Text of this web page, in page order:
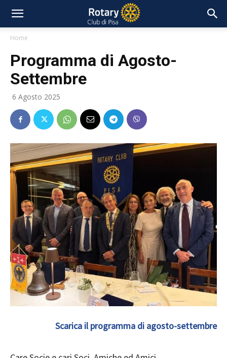
Home
Programma di Agosto-
Settembre
6 Agosto 2025
Scarica il programma di agosto-settembre